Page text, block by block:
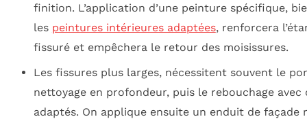
finition. L’application d’une peinture spécifique,
les peintures intérieures adaptées, renforcera
fissuré et empêchera le retour des moisissures.
Les fissures plus larges, nécessitent souvent le
nettoyage en profondeur, puis le rebouchage avec
adaptés. On applique ensuite un enduit de façade